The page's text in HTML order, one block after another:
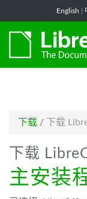
English
下载 / 下载
下载
主安装